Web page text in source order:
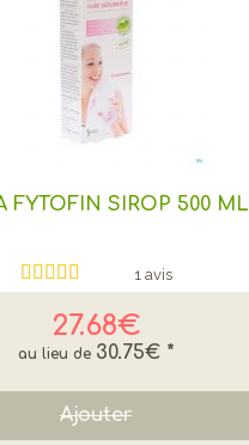
FYTOFIN SIROP 500 ML
1 avis
27.68€
30.75€ *
Ajouter